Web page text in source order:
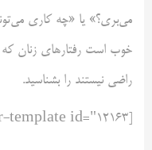
می‌بری؟» یا «چه کاری
خوب است رفتارهای زنان
راضی نیستند را بشناسید.